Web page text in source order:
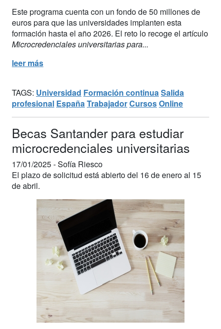
Este programa cuenta con un fondo de 50 millones de
euros para que las universidades implanten esta
formación hasta el año 2026. El reto lo recoge el artículo
Microcredenciales universitarias para...
leer más
TAGS: Universidad Formación continua Salida
profesional España TrabajadorCursosOnline
Becas Santander para estudiar
microcredenciales universitarias
17/01/2025 -Sofía Riesco
El plazo de solicitud está abierto del 16 de enero al 15
de abril.